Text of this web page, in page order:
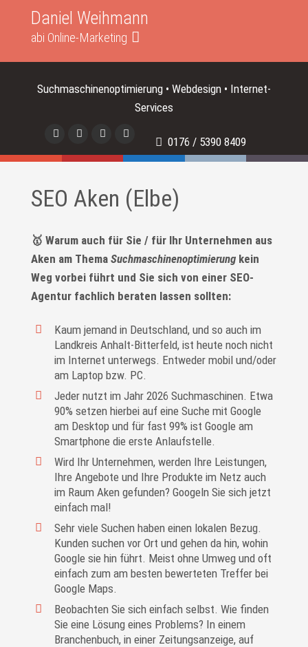
Daniel Weihmann
abi Online-Marketing
Suchmaschinenoptimierung • Webdesign • Internet-
Services
0176 / 5390 8409
SEO Aken (Elbe)
🥇 Warum auch für Sie / für Ihr Unternehmen aus
Aken am Thema Suchmaschinenoptimierungkein
Weg vorbei führt und Sie sich von einer SEO-
Agentur fachlich beraten lassen sollten:
Kaum jemand in Deutschland, und so auch im
Landkreis Anhalt-Bitterfeld, ist heute noch nicht
im Internet unterwegs. Entweder mobil und/oder
am Laptop bzw. PC.
Jeder nutzt im Jahr 2026 Suchmaschinen. Etwa
90% setzen hierbei auf eine Suche mit Google
am Desktop und für fast 99% ist Google am
Smartphone die erste Anlaufstelle.
Wird Ihr Unternehmen, werden Ihre Leistungen,
Ihre Angebote und Ihre Produkte im Netz auch
im Raum Aken gefunden? Googeln Sie sich jetzt
einfach mal!
Sehr viele Suchen haben einen lokalen Bezug.
Kunden suchen vor Ort und gehen da hin, wohin
Google sie hin führt. Meist ohne Umweg und oft
einfach zum am besten bewerteten Treffer bei
Google Maps.
Beobachten Sie sich einfach selbst. Wie finden
Sie eine Lösung eines Problems? In einem
Branchenbuch, in einer Zeitungsanzeige, auf